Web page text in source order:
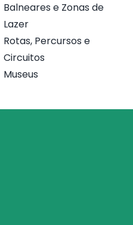
Balneares e Zonas de
Lazer
Rotas, Percursos e
Circuitos
Museus